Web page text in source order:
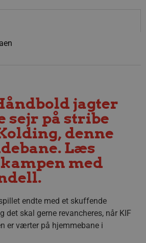
jagter
sejr på stribe
denne
Læs
med
endte med et skuffende
det skal gerne revancheres, når KIF
er værter på hjemmebane i